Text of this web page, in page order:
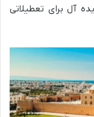
آل برای تعطیلاتی